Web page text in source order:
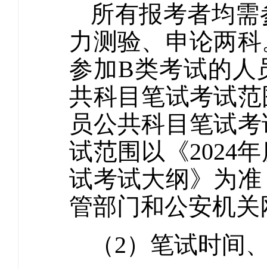
所有报考者均
力测验、申论两
参加B类考试的人
共科目笔试考试
员公共科目笔试
试范围以《2024
试考试大纲》为
管部门和公安机
（2）笔试时